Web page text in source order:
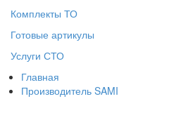
Комплекты ТО
Готовые артикулы
Услуги СТО
Главная
Производитель SAMI